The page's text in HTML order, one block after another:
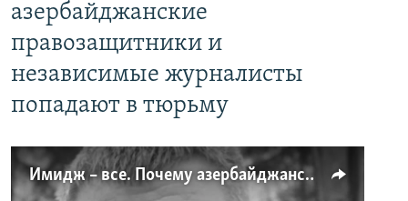
азербайджанские
правозащитники и
независимые журналисты
попадают в тюрьму
Имидж – все. Почему азербайджанские правозащитники и независимые журналисты попадают в тюрьму